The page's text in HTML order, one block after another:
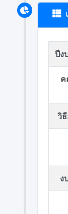
ปีง
ค
วิ
ง